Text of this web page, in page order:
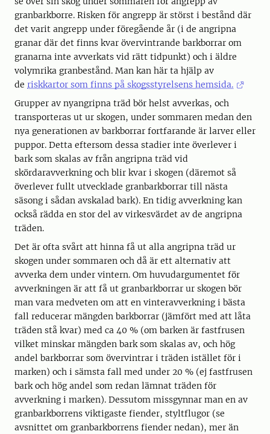
granbarkborre. Risken för angrepp är störst i bestånd där
det varit angrepp under föregående år (i de angripna
granar där det finns kvar övervintrande barkborrar om
granarna inte avverkats vid rätt tidpunkt) och i äldre
volymrika granbestånd. Man kan här ta hjälp av
de riskkartor som finns på skogsstyrelsens hemsida.
Grupper av nyangripna träd bör helst avverkas, och
transporteras ut ur skogen, under sommaren medan den
nya generationen av barkborrar fortfarande är larver eller
puppor. Detta eftersom dessa stadier inte överlever i
bark som skalas av från angripna träd vid
skördaravverkning och blir kvar i skogen (däremot så
överlever fullt utvecklade granbarkborrar till nästa
säsong i sådan avskalad bark). En tidig avverkning kan
också rädda en stor del av virkesvärdet av de angripna
träden.
Det är ofta svårt att hinna få ut alla angripna träd ur
skogen under sommaren och då är ett alternativ att
avverka dem under vintern. Om huvudargumentet för
avverkningen är att få ut granbarkborrar ur skogen bör
man vara medveten om att en vinteravverkning i bästa
fall reducerar mängden barkborrar (jämfört med att låta
träden stå kvar) med ca 40 % (om barken är fastfrusen
vilket minskar mängden bark som skalas av, och hög
andel barkborrar som övervintrar i träden istället för i
marken) och i sämsta fall med under 20 % (ej fastfrusen
bark och hög andel som redan lämnat träden för
avverkning i marken). Dessutom missgynnar man en av
granbarkborrens viktigaste fiender, styltflugor (se
avsnittet om granbarkborrens fiender nedan), mer än